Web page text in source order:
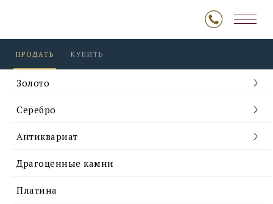
ПРОДАТЬ КУПИТЬ
Золото
Серебро
Антиквариат
Драгоценные камни
Платина